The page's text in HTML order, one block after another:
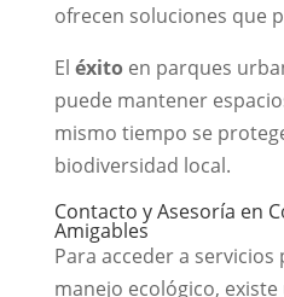
ofrecen soluciones que
El éxitoen parques
puede mantener
mismo tiempo se
biodiversidad local.
Contacto y Asesoría en
Amigables
Para acceder a
manejo ecológico,